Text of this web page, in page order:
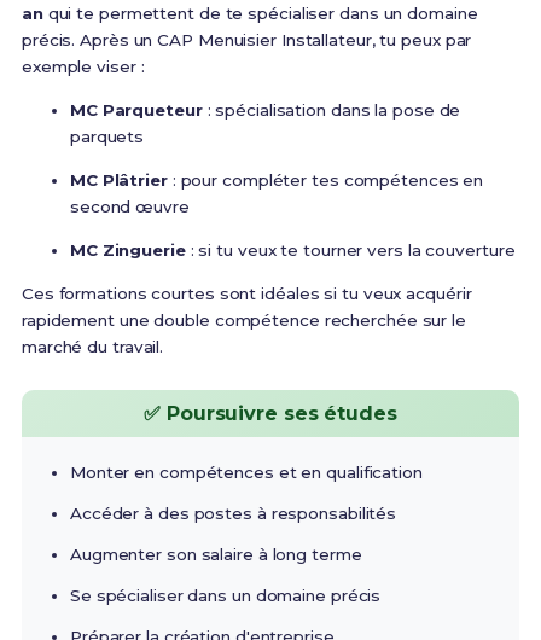
anqui te permettent de te spécialiser dans un domaine
précis. Après un CAP Menuisier Installateur, tu peux par
exemple viser :
MC Parqueteur: spécialisation dans la pose de
parquets
MC Plâtrier: pour compléter tes compétences en
second œuvre
MC Zinguerie: si tu veux te tourner vers la couverture
Ces formations courtes sont idéales si tu veux acquérir
rapidement une double compétence recherchée sur le
marché du travail.
✅ Poursuivre ses études
Monter en compétences et en qualification
Accéder à des postes à responsabilités
Augmenter son salaire à long terme
Se spécialiser dans un domaine précis